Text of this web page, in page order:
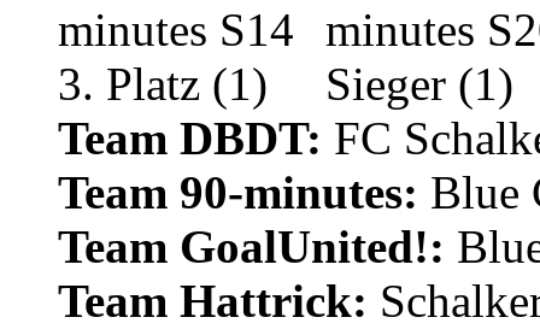
Team DBDT: FC
Team 90-minutes: Blue
Team GoalUnited!:
Team Hattrick: